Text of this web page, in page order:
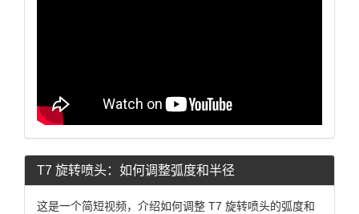
T7 旋转喷头：如何调整弧度和半径
这是一个简短视频，介绍如何调整 T7 旋转喷头的弧度和